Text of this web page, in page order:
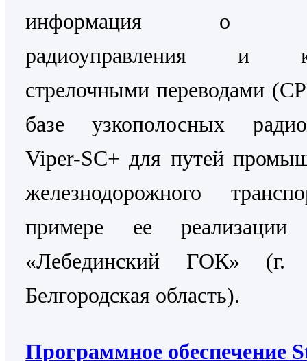
информация о
радиоуправления и
стрелочными переводами
базе узкополосных
Viper-SC+ для путей
железнодорожного
примере ее
«Лебединский ГОК» (г.
Белгородская область).
Программное обеспечение